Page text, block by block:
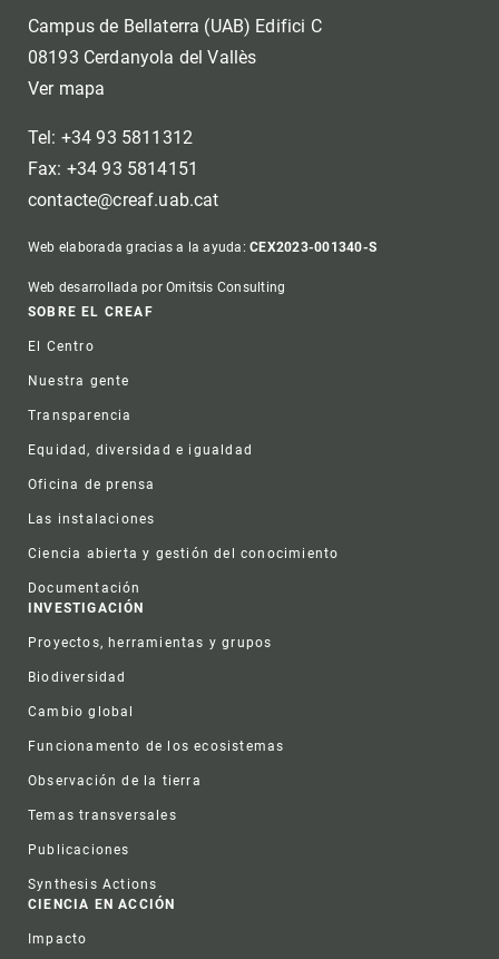
Campus de Bellaterra (UAB) Edifici C
08193 Cerdanyola del Vallès
Ver mapa
Tel: +34 93 5811312
Fax: +34 93 5814151
contacte@creaf.uab.cat
Web elaborada gracias a la ayuda:CEX2023-001340-S
Web desarrollada por Omitsis Consulting
Footer
SOBRE EL CREAF
El Centro
Nuestra gente
Transparencia
Equidad, diversidad e igualdad
Oficina de prensa
Las instalaciones
Ciencia abierta y gestión del conocimiento
Documentación
INVESTIGACIÓN
Proyectos, herramientas y grupos
Biodiversidad
Cambio global
Funcionamento de los ecosistemas
Observación de la tierra
Temas transversales
Publicaciones
Synthesis Actions
CIENCIA EN ACCIÓN
Impacto